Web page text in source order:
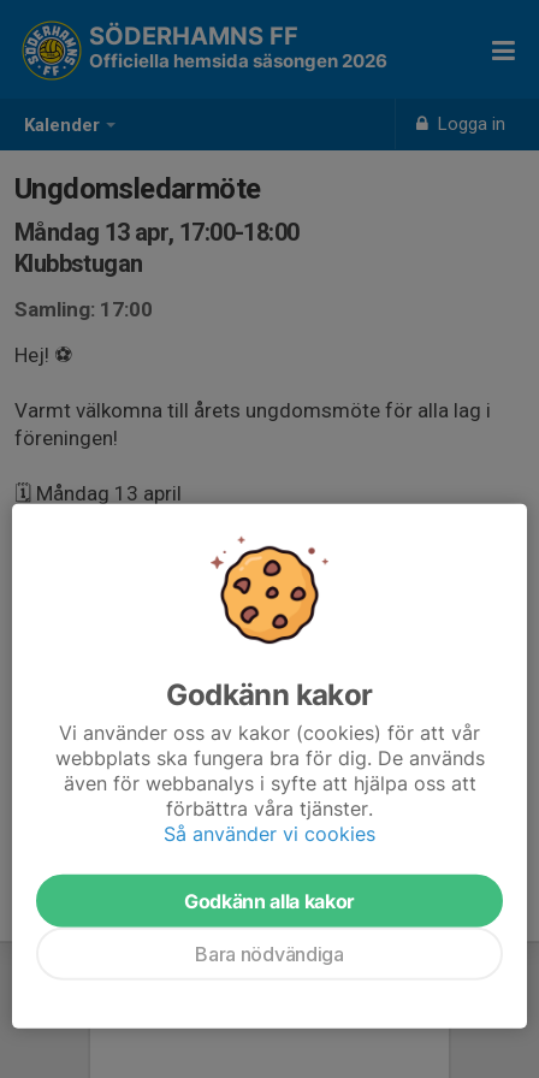
Kalender Logga in
SÖDERHAMNS FF
Officiella hemsida säsongen 2026
Ungdomsledarmöte
Måndag 13 apr, 17:00-18:00
Klubbstugan
Samling: 17:00
Hej! ⚽️
Varmt välkomna till årets ungdomsmöte för alla lag i
föreningen!
🗓️ Måndag 13 april
Tillsammans blickar vi framåt mot säsongen, delar
information och skapar goda förutsättningar för våra
andra och utbyta erfarenheter!
Minst en ledare per lag - gärna fler!
Godkänn kakor
Vi använder oss av kakor (cookies) för att vår
webbplats ska fungera bra för dig. De används
även för webbanalys i syfte att hjälpa oss att
förbättra våra tjänster.
Så använder vi cookies
Godkänn alla kakor
Bara nödvändiga